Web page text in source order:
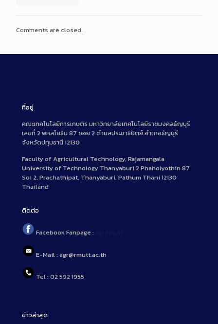
Comments are closed.
ที่อยู่
คณะเทคโนโลยีการเกษตร มหาวิทยาลัยเทคโนโลยีราชมงคลธัญบุรี
เลขที่ 2 พหลโยธิน 87 ซอย 2 ตำบลประชาธิปัตย์ อำเภอธัญบุรี
จังหวัดปทุมธานี 12130
Faculty of Agricultural Technology, Rajamangala
University of Technology Thanyaburi 2 Phaholyothin 87
Soi 2, Prachathipat, Thanyaburi, Pathum Thani 12130
Thailand
ติดต่อ
Facebook Fanpage :
E-Mail : agr@rmutt.ac.th
Tel : 02 592 1955
ข่าวล่าสุด